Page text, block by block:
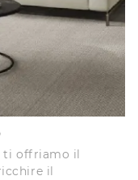
ti offriamo il
il